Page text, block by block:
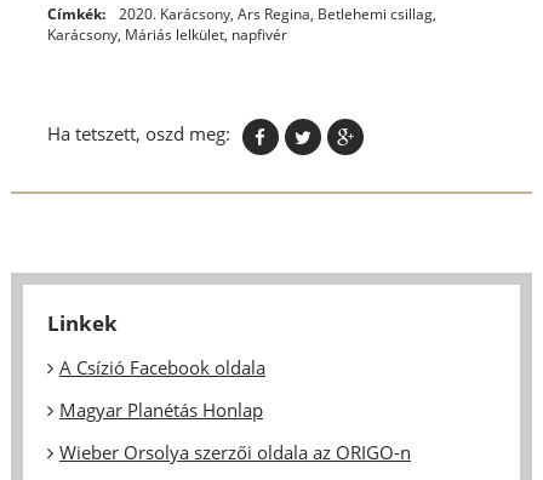
Címkék: 2020. Karácsony, Ars Regina, Betlehemi csillag,
Karácsony, Máriás lelkület, napfivér
Ha tetszett, oszd meg:
Linkek
A Csízió Facebook oldala
Magyar Planétás Honlap
Wieber Orsolya szerzői oldala az ORIGO-n